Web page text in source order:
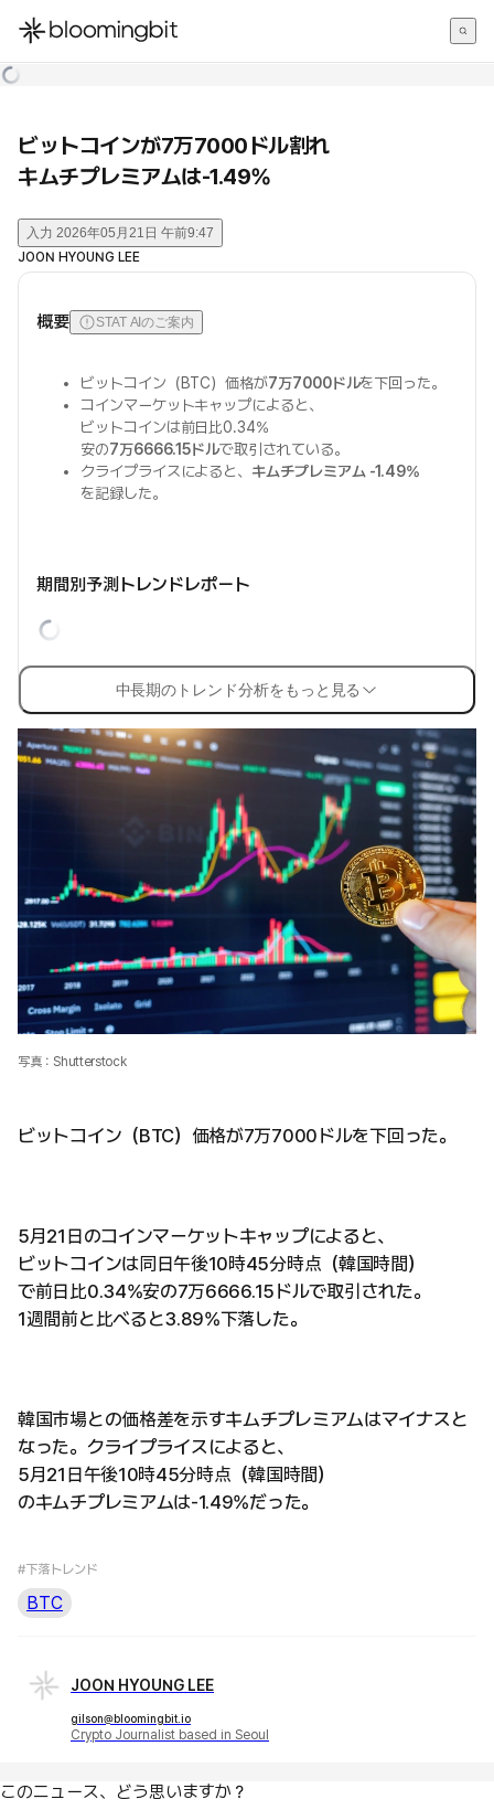
한국어
ビットコインが7万7000ドル割れ
キムチプレミアムは-1.49%
入力 2026年05月21日 午前9:47
JOON HYOUNG LEE
概要 STAT AIのご案内
ビットコイン（BTC）価格が7万7000ドルを下回った。
コインマーケットキャップによると、
ビットコインは前日比0.34%
安の7万6666.15ドルで取引されている。
クライプライスによると、 キムチプレミアム -1.49%
を記録した。
期間別予測トレンドレポート
中長期のトレンド分析をもっと見る
写真：Shutterstock
ビットコイン（BTC）価格が7万7000ドルを下回った。
5月21日のコインマーケットキャップによると、
ビットコインは同日午後10時45分時点（韓国時間）
で前日比0.34%安の7万6666.15ドルで取引された。
1週間前と比べると3.89%下落した。
韓国市場との価格差を示すキムチプレミアムはマイナスと
なった。クライプライスによると、
5月21日午後10時45分時点（韓国時間）
のキムチプレミアムは-1.49%だった。
#下落トレンド
BTC
JOON HYOUNG LEE
gilson@bloomingbit.io
Crypto Journalist based in Seoul
このニュース、どう思いますか？